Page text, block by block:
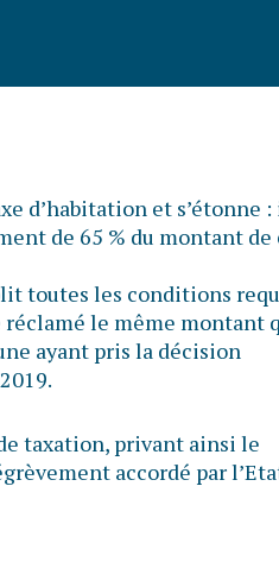
d’habitation et s’étonne :
de 65 % du montant
toutes les conditions
le même montant
ayant pris la décision
taxation, privant ainsi le
accordé par